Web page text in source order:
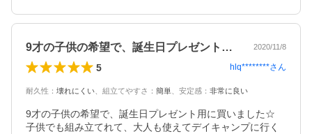
9才の子供の希望で、誕生日プレゼント用… 2020/11/8
5 hlq********さん
耐久性 ： 壊れにくい 組立てやすさ ： 簡単 安定感 ： 非常に良い
9才の子供の希望で、誕生日プレゼント用に買いました☆
子供でも組み立てれて、大人も使えてデイキャンプに行く